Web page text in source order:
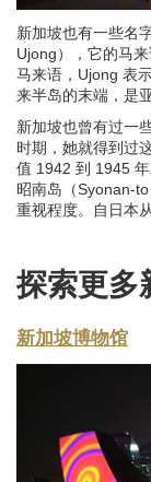
新加坡也有一些名
Ujong），它的马
马来语，Ujong 表
来半岛的末端，是
新加坡也曾有过一
时期，她就得到过
值 1942 到 1945
昭南岛（Syonan-
重视程度。自日本
探索更多
新加坡博物馆